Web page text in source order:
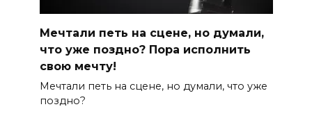
Мечтали петь на сцене, но думали,
что уже поздно? Пора исполнить
свою мечту!
Мечтали петь на сцене, но думали, что уже
поздно?